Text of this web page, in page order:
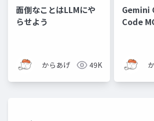
面倒なことはLLMにや
らせよう
からあげ 49K
Gemini
Code